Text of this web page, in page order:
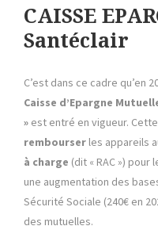
CAISSE
Santéclair
C’est dans ce cadre qu’en
Caisse d’Epargne
» est entré en vigueur.
rembourser les appareils
à charge (dit « RAC »)
une augmentation des
Sécurité Sociale (240€ en
des mutuelles.